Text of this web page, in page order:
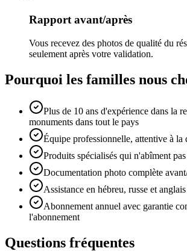
Rapport avant/après
Vous recevez des photos de qualité du
seulement après votre validation.
Pourquoi les familles nous
Plus de 10 ans d'expérience dans la
monuments dans tout le pays
Équipe professionnelle, attentive à la
Produits spécialisés qui n'abîment
Documentation photo complète
Assistance en hébreu, russe et anglais
Abonnement annuel avec garantie
l'abonnement
Questions fréquentes